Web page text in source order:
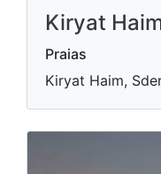
Kiryat
Praias
Kiryat Haim,